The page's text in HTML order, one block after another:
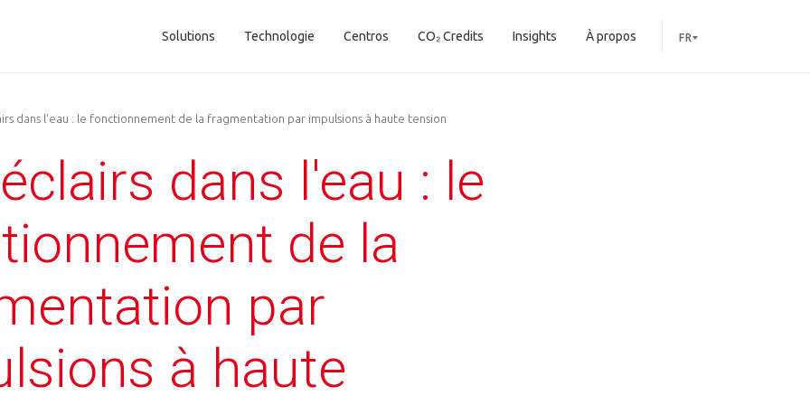
Main navigation
Solutions Technologie Centros CO₂ Credits Insights À propos FR
dans l'eau : le fonctionnement de la fragmentation par impulsions à haute tension
dans l'eau : le
de la
par
à haute